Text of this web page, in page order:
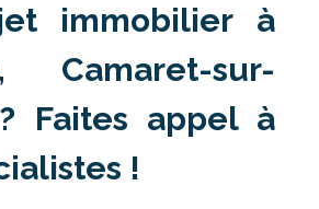
immobilier à
Camaret-sur-
Faites appel à
!